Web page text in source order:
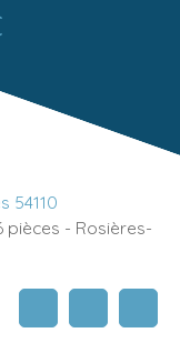
54110
pièces - Rosières-